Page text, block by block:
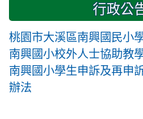
行政公
桃園市大溪區南興國民小
南興國小校外人士協助教
南興國小學生申訴及再申
辦法